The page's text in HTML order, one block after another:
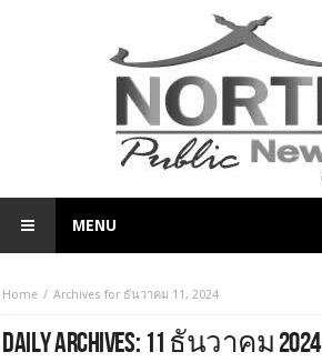
MENU
Home Archives for ธันวาคม 11, 2024
DAILY ARCHIVES:11 ธันวาคม 2024